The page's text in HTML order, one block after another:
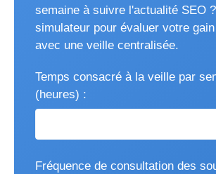
semaine à suivre l'actualité SEO
simulateur pour évaluer votre
avec une veille centralisée.
Temps consacré à la veille par
(heures) :
Fréquence de consultation des